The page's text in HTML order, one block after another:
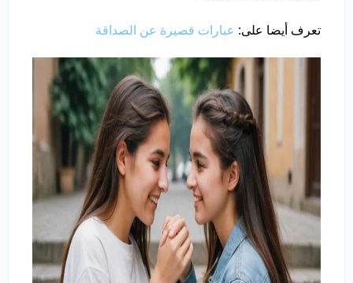
تعرف أيضا على: عبارات قصيرة عن الصداقة